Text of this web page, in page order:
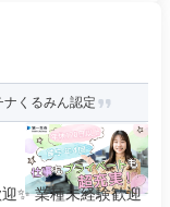
くるみん認定
✨ 業種未経験歓迎